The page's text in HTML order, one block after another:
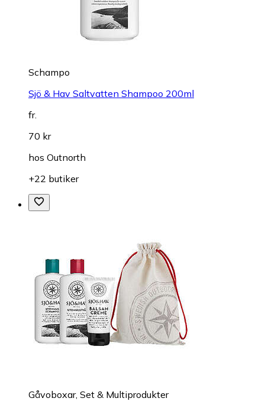
Schampo
Sjö & Hav Saltvatten Shampoo 200ml
fr.
70 kr
hos Outnorth
+22 butiker
Gåvoboxar, Set & Multiprodukter